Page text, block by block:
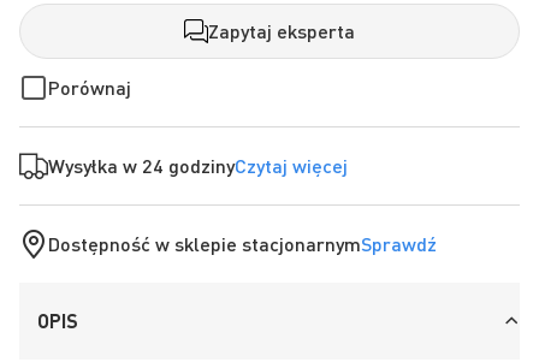
Zapytaj eksperta
Porównaj
Wysyłka w 24 godzinyCzytaj więcej
Dostępność w sklepie stacjonarnymSprawdź
OPIS